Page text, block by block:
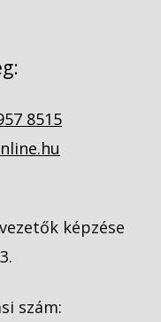
8515
képzése
szám: